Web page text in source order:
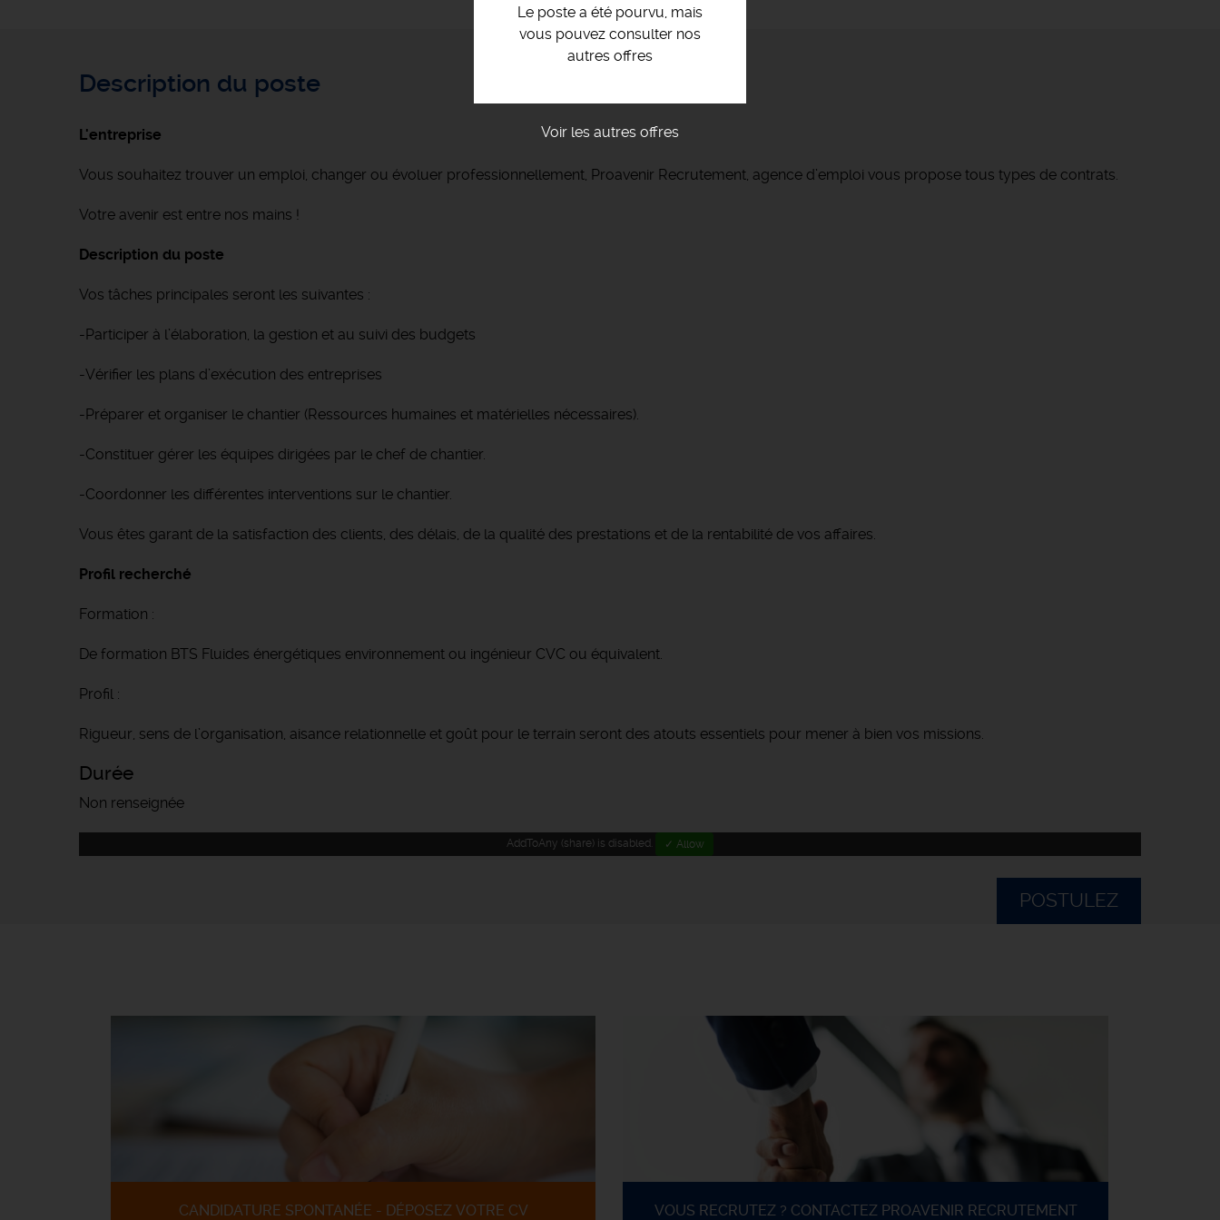
Le poste a été pourvu, mais
vous pouvez consulter nos
autres offres
Voir les autres offres
Description du poste
L'entreprise
Vous souhaitez trouver un emploi, changer ou évoluer professionnellement, Proavenir Recrutement, agence d’emploi vous propose tous types de contrats.
Votre avenir est entre nos mains !
Description du poste
Vos tâches principales seront les suivantes :
-Participer à l’élaboration, la gestion et au suivi des budgets
-Vérifier les plans d’exécution des entreprises
-Préparer et organiser le chantier (Ressources humaines et matérielles nécessaires).
-Constituer gérer les équipes dirigées par le chef de chantier.
-Coordonner les différentes interventions sur le chantier.
Vous êtes garant de la satisfaction des clients, des délais, de la qualité des prestations et de la rentabilité de vos affaires.
Profil recherché
Formation :
De formation BTS Fluides énergétiques environnement ou ingénieur CVC ou équivalent.
Profil :
Rigueur, sens de l’organisation, aisance relationnelle et goût pour le terrain seront des atouts essentiels pour mener à bien vos missions.
Durée
Non renseignée
AddToAny (share) is disabled. ✓ Allow
POSTULEZ
CANDIDATURE SPONTANÉE - DÉPOSEZ VOTRE CV VOUS RECRUTEZ ? CONTACTEZ PROAVENIR RECRUTEMENT